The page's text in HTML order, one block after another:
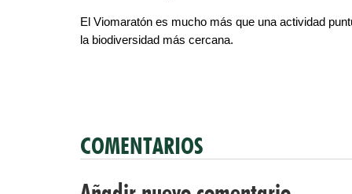
El Viomaratón es mucho más que una actividad
la biodiversidad más cercana.
COMENTARIOS